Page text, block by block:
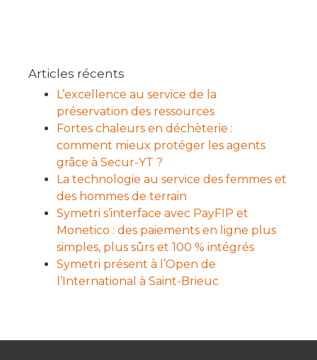
Articles récents
L’excellence au service de la
préservation des ressources
Fortes chaleurs en déchèterie :
comment mieux protéger les agents
grâce à Secur-YT ?
La technologie au service des femmes et
des hommes de terrain
Symetri s’interface avec PayFIP et
Monetico : des paiements en ligne plus
simples, plus sûrs et 100 % intégrés
Symetri présent à l’Open de
l’International à Saint-Brieuc